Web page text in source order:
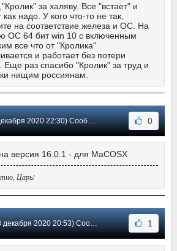
за халяву. Все "встает" и
как надо. У кого что-то не так,
на соответствие железа и ОС. На
ОС 64 бит win 10 с включенным
все что от "Кролика"
и работает без потери
Еще раз спасибо "Кролик" за труд и
нищим россиянам.
2020 22:30) Сообщение #116 0
версия 16.0.1 - для MaCOSX
Царь!
2020 20:53) Сообщение #115 1